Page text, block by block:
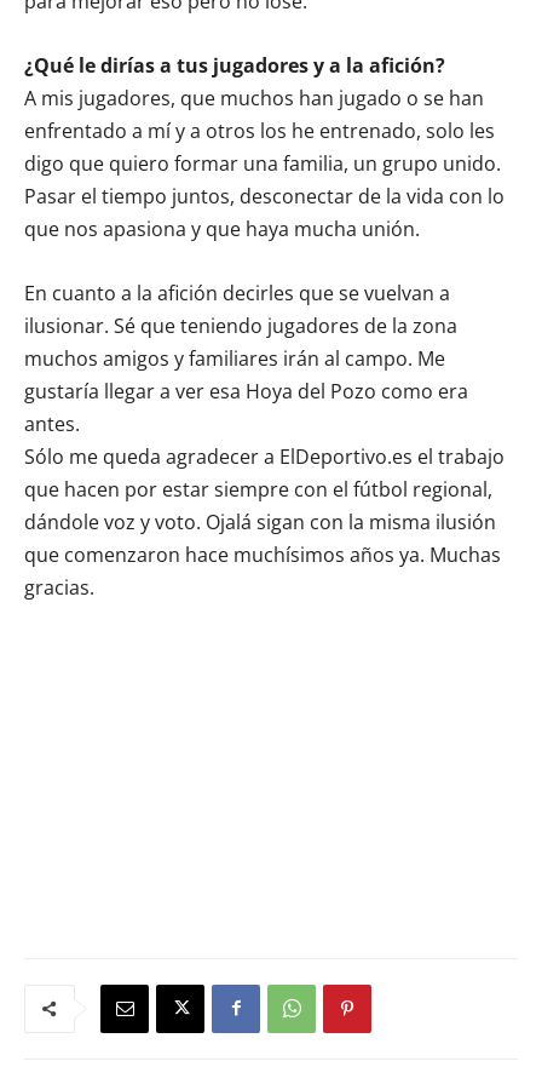
¿Qué le dirías a tus jugadores y a la afición?
A mis jugadores, que muchos han jugado o se han
enfrentado a mí y a otros los he entrenado, solo les
digo que quiero formar una familia, un grupo unido.
Pasar el tiempo juntos, desconectar de la vida con lo
que nos apasiona y que haya mucha unión.
En cuanto a la afición decirles que se vuelvan a
ilusionar. Sé que teniendo jugadores de la zona
muchos amigos y familiares irán al campo. Me
gustaría llegar a ver esa Hoya del Pozo como era
antes.
Sólo me queda agradecer a ElDeportivo.es el trabajo
que hacen por estar siempre con el fútbol regional,
dándole voz y voto. Ojalá sigan con la misma ilusión
que comenzaron hace muchísimos años ya. Muchas
gracias.